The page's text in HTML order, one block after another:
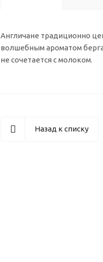
Англичане традиционно
волшебным ароматом
не сочетается с молоком.
Назад к списку